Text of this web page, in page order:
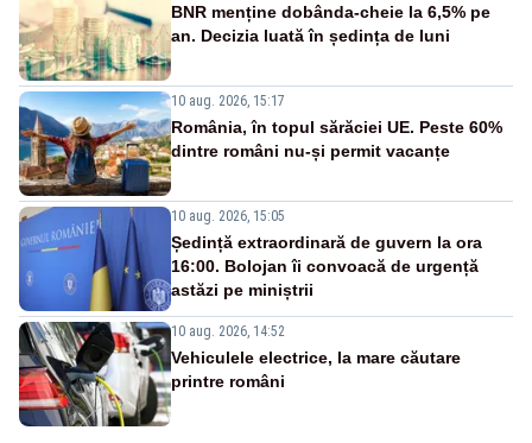
BNR menține dobânda-cheie la 6,5% pe
an. Decizia luată în ședința de luni
10 aug. 2026, 15:17
România, în topul sărăciei UE. Peste 60%
dintre români nu-și permit vacanțe
10 aug. 2026, 15:05
Ședință extraordinară de guvern la ora
16:00. Bolojan îi convoacă de urgență
astăzi pe miniștrii
10 aug. 2026, 14:52
Vehiculele electrice, la mare căutare
printre români